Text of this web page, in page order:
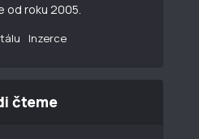
od roku 2005.
Inzerce
čteme